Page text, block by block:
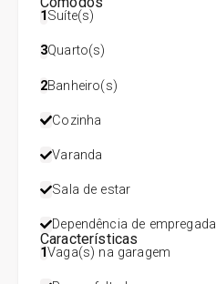
1Suíte(s)
3Quarto(s)
2Banheiro(s)
Cozinha
Varanda
Sala de estar
Dependência de empregada
Características
1Vaga(s) na garagem